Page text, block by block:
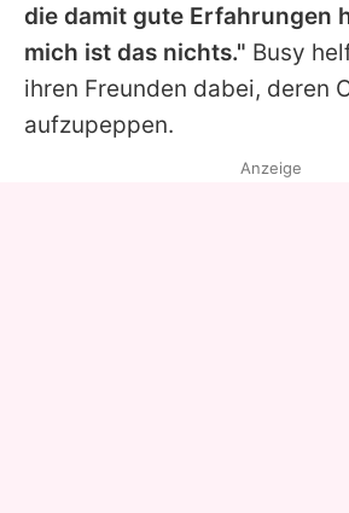
die damit gute Erfahrungen
mich ist das nichts." Busy
ihren Freunden dabei, deren
aufzupeppen.
Anzeige